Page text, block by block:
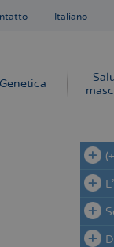
Italiano
Genetica